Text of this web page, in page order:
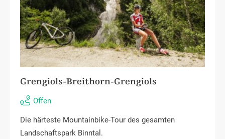
Grengiols-Breithorn-Grengiols
Offen
Die härteste Mountainbike-Tour des gesamten
Landschaftspark Binntal.